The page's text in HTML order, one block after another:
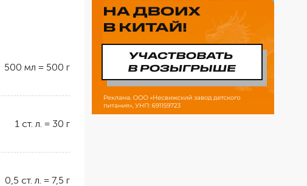
500 мл = 500 г
1 ст. л. = 30 г
0,5 ст. л. = 7,5 г